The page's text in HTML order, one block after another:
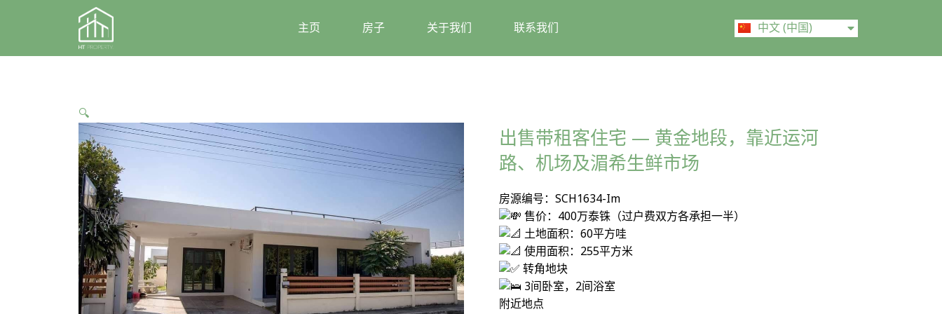
主页 房子 关于我们 联系我们 中文 (中国)
English
🔍
出售带租客住宅 — 黄金地段，靠近运河
路、机场及湄希生鲜市场
房源编号：SCH1634-Im
售价：400万泰铢（过户费双方各承担一半）
土地面积：60平方哇
使用面积：255平方米
转角地块
3间卧室，2间浴室
附近地点